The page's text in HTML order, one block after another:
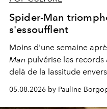
Spider-Man
s'essoufflent
Moins d'une semaine
Man pulvérise les
delà de la lassitude
05.08.2026 by Pauline